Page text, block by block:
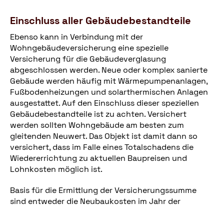
Einschluss aller Gebäudebestandteile
Ebenso kann in Verbindung mit der
Wohngebäudeversicherung eine spezielle
Versicherung für die Gebäudeverglasung
abgeschlossen werden. Neue oder komplex sanierte
Gebäude werden häufig mit Wärmepumpenanlagen,
Fußbodenheizungen und solarthermischen Anlagen
ausgestattet. Auf den Einschluss dieser speziellen
Gebäudebestandteile ist zu achten. Versichert
werden sollten Wohngebäude am besten zum
gleitenden Neuwert. Das Objekt ist damit dann so
versichert, dass im Falle eines Totalschadens die
Wiedererrichtung zu aktuellen Baupreisen und
Lohnkosten möglich ist.
Basis für die Ermittlung der Versicherungssumme
sind entweder die Neubaukosten im Jahr der